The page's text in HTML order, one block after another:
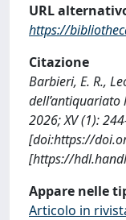
URL
https://
Citazione
Barbieri, E. R.,
dell’antiquariato
2026; XV (1):
[doi:https://
[https://
Appare nelle
Articolo in